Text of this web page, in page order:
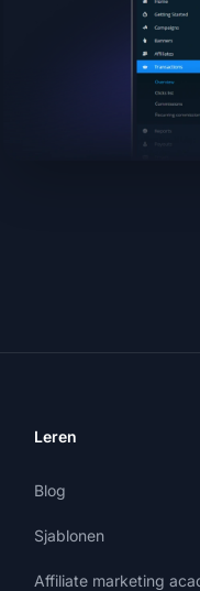
Leren
Blog
Sjablonen
Affiliate marketing